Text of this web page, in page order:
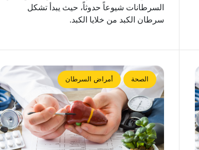
السرطانات شيوعاً حدوثاً، حيث يبدأ تشكل
سرطان الكبد من خلايا الكبد.
الصحة أمراض السرطان